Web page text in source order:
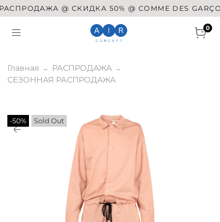
@ СКИДКА 50% @ COMME DES GARÇONS @
0
Главная
РАСПРОДАЖА
СЕЗОННАЯ РАСПРОДАЖА
-50% Sold Out